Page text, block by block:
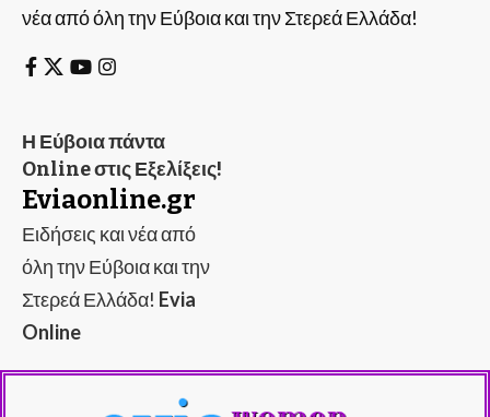
νέα από όλη την Εύβοια και την Στερεά Ελλάδα!
Η Εύβοια πάντα
Online στις Εξελίξεις!
Eviaonline.gr
Ειδήσεις και νέα από
όλη την Εύβοια και την
Στερεά Ελλάδα! Evia
Online